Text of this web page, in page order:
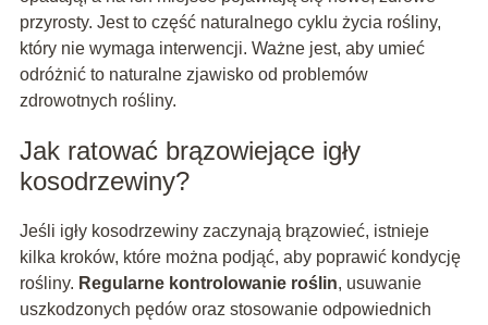
przyrosty. Jest to część naturalnego cyklu życia rośliny,
który nie wymaga interwencji. Ważne jest, aby umieć
odróżnić to naturalne zjawisko od problemów
zdrowotnych rośliny.
Jak ratować brązowiejące igły
kosodrzewiny?
Jeśli igły kosodrzewiny zaczynają brązowieć, istnieje
kilka kroków, które można podjąć, aby poprawić kondycję
rośliny. Regularne kontrolowanie roślin, usuwanie
uszkodzonych pędów oraz stosowanie odpowiednich